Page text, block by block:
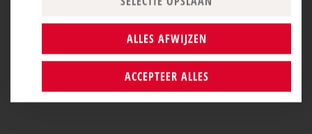
ALLES AFWIJZEN
ACCEPTEER ALLES